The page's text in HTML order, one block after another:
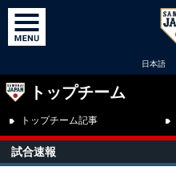
日本語
トップチーム
トップチーム記事
試合速報